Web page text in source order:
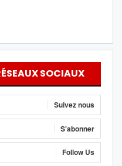
SOCIAUX
Suivez nous
S'abonner
Follow Us